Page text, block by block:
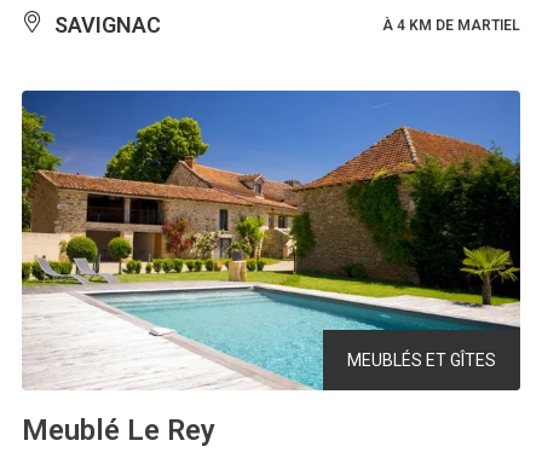
SAVIGNAC À 4 KM DE MARTIEL
MEUBLÉS ET GÎTES
Meublé Le Rey